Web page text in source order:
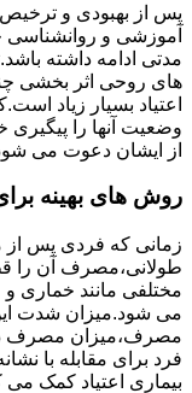
پس از بهبودی و ترخیص
آموزشی و روانشناسی
مدتی ادامه داشته
های روحی اثر بخشی
اعتیاد بسیار زیاد
وضعیت آنها را
از ایشان دعوت می
روش های بهینه
زمانی که فردی پس
طولانی،مصرف آن را
مختلفی مانند خماری
می شود.میزان شدت
مصرف،میزان مصرف
فرد برای مقابله با
بیماری اعتیاد کمک می